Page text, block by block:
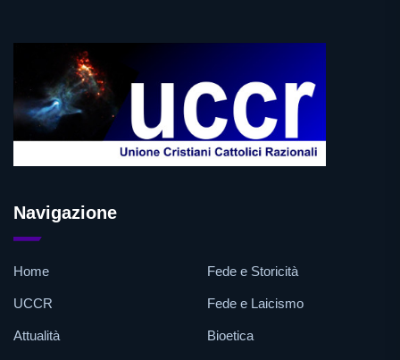
Navigazione
Home
UCCR
Attualità
Fede e Storicità
Fede e Laicismo
Bioetica